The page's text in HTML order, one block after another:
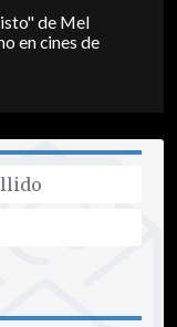
de Mel
en cines de